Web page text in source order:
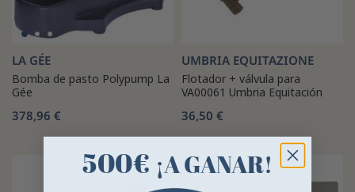
LA GÉE
Bomba de pasto Polypump La
Gée
378,96 €
UMBRIA EQUITAZIONE
Flotador + válvula para
VA00061 Umbria Equitación
36,50 €
500€ ¡A GANAR!